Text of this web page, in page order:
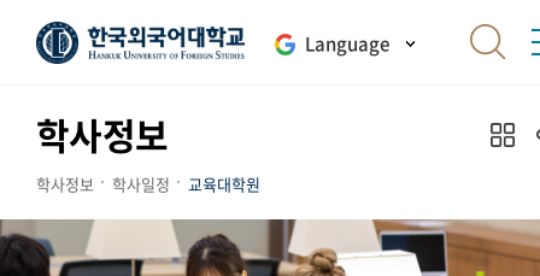
Language
학사정보
학사정보 학사일정 교육대학원